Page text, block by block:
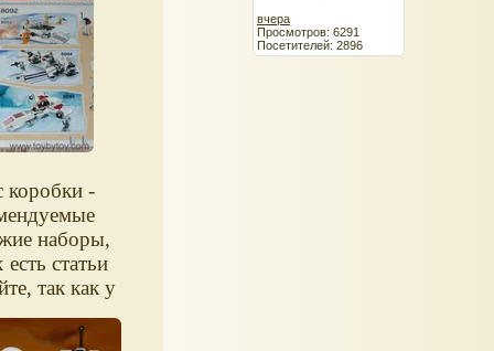
коробки -
наборы,
статьи
так как у
наборы
вчера
Просмотров: 6291
Посетителей: 2896